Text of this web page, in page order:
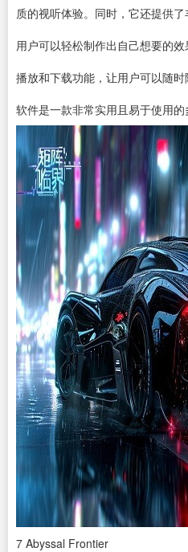
质的视听体验。同时，它还提供
用户可以轻松制作出自己想要的
播放和下载功能，让用户可以随
软件是一款非常实用且易于使用的
7 Abyssal Frontier